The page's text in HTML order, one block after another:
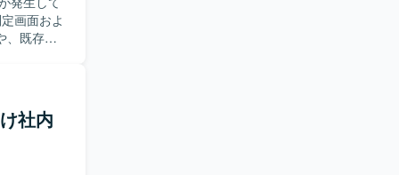
、既存の
ジ
業務に
社内